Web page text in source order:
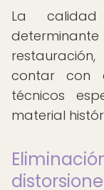
La
contar con
técnicos
material